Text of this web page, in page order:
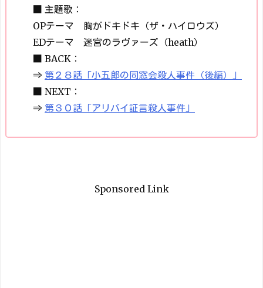
■ 主題歌：
OPテーマ 胸がドキドキ（ザ・ハイロウズ）
EDテーマ 迷宮のラヴァーズ（heath）
■ BACK：
⇒ 第２８話「小五郎の同窓会殺人事件（後編）」
■ NEXT：
⇒ 第３０話「アリバイ証言殺人事件」
Sponsored Link